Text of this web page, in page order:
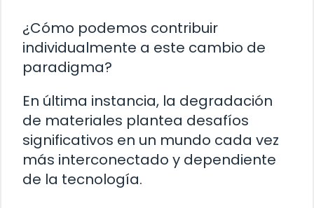
¿Cómo podemos contribuir
individualmente a este cambio de
paradigma?
En última instancia, la degradación
de materiales plantea desafíos
significativos en un mundo cada vez
más interconectado y dependiente
de la tecnología.